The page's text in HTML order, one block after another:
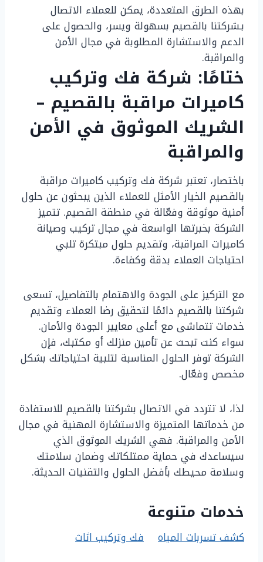
بهذه الطرق المتعددة، يمكن للعملاء الاتصال
بـشركتنا بالقصيم بسهولة ويسر، والحصول على
الدعم والاستشارة المطلوبة في مجال الأمن
والمراقبة.
ختامًا: شركة فك وتركيب
كاميرات مراقبة بالقصيم –
الشريك الموثوق في الأمن
والمراقبة
باختصار، تعتبر شركة فك وتركيب كاميرات مراقبة
بالقصيم الخيار الأمثل للعملاء الذين يبحثون عن حلول
أمنية موثوقة وفعّالة في منطقة القصيم. تتميز
الشركة بخبرتها الواسعة في مجال تركيب وصيانة
كاميرات المراقبة، وتقديم حلول مبتكرة تلبي
احتياجات العملاء بدقة وكفاءة.
مع التركيز على الجودة والاهتمام بالتفاصيل، تسعى
شركتنا بالقصيم دائمًا لتحقيق رضا العملاء وتقديم
خدمات تتماشى مع أعلى معايير الجودة والأمان.
سواء كنت تبحث عن تأمين منزلك أو مكتبك، فإن
الشركة توفر الحلول المناسبة لتلبية احتياجاتك بشكل
مخصص وفعّال.
لذا، لا تتردد في الاتصال بشركتنا بالقصيم للاستفادة
من خدماتها المتميزة والاستشارة المهنية في مجال
الأمن والمراقبة. فهي الشريك الموثوق الذي
سيساعدك في حماية ممتلكاتك وضمان سلامتك
وسلامة محيطك بأفضل الحلول والتقنيات الحديثة.
خدمات متنوعة
كشف تسربات المياه
فك وتركيب اثاث